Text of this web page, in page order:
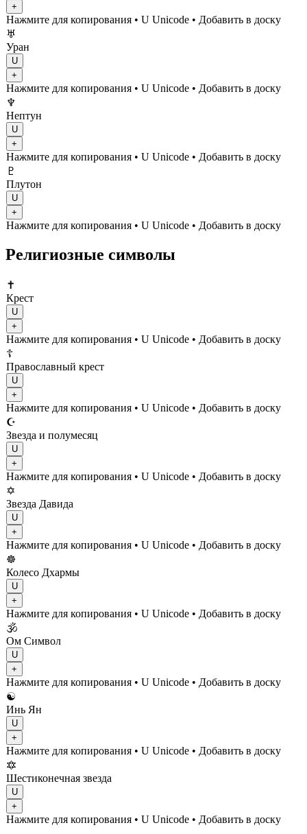
+
Нажмите для копирования • U Unicode • Добавить в доску
♅
Уран
U
+
Нажмите для копирования • U Unicode • Добавить в доску
♆
Нептун
U
+
Нажмите для копирования • U Unicode • Добавить в доску
♇
Плутон
U
+
Нажмите для копирования • U Unicode • Добавить в доску
Религиозные символы
✝️
Крест
U
+
Нажмите для копирования • U Unicode • Добавить в доску
☦️
Православный крест
U
+
Нажмите для копирования • U Unicode • Добавить в доску
☪️
Звезда и полумесяц
U
+
Нажмите для копирования • U Unicode • Добавить в доску
✡️
Звезда Давида
U
+
Нажмите для копирования • U Unicode • Добавить в доску
☸️
Колесо Дхармы
U
+
Нажмите для копирования • U Unicode • Добавить в доску
🕉️
Ом Символ
U
+
Нажмите для копирования • U Unicode • Добавить в доску
☯️
Инь Ян
U
+
Нажмите для копирования • U Unicode • Добавить в доску
🔯
Шестиконечная звезда
U
+
Нажмите для копирования • U Unicode • Добавить в доску